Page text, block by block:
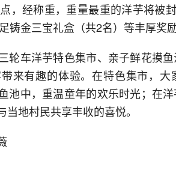
，经称重，重量最重的洋芋将被
铸金三宝礼盒（共2名）等丰厚奖励
轮车洋芋特色集市、亲子鲜花摸
来有趣的体验。在特色集市，大
池中，重温童年的欢乐时光；在
地村民共享丰收的喜悦。